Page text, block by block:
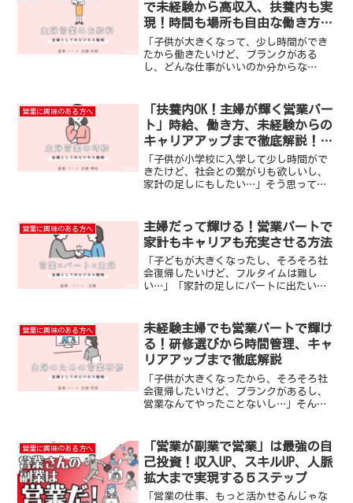
で未経験から高収入、扶養内も実
現！時間も場所も自由な働き方
で、家庭と仕事の両立を叶える方
法を徹底解説
「子供が大きくなって、少し時間ができ
たから働きたいけど、ブランクがある
し、どんな仕事がいいのか分からな
んな悩みを抱える主婦の方に向けて、未
経験からでも高収入を目指せる営...
営業に興味のある方へ
「扶養内OK！主婦が輝く営業パー
ト」時給、働き方、未経験からの
キャリアアップまで徹底解説！時
間と収入のバランスを叶える新し
い働き方
「子供が小学校に入学して少し時間がで
きたけど、社会との繋がりも欲しいし、
家計の足しにもしたい…」そう思ってい
し、私には無理かも…」と諦めていませ
んか？この記事では、主婦の...
営業に興味のある方へ
主婦だって輝ける！営業パートで
家計もキャリアも充実させる方法
「子どもが大きくなったし、そろそろ社
会復帰したいけど、フルタイムは難し
い…」「家計の足しにパートに出たいけ
方、いらっしゃいませんか？この記事で
は、主婦の皆さんが抱える「...
営業に興味のある方へ
未経験主婦でも営業パートで輝け
る！研修選びから時間管理、キャ
リアアップまで徹底解説
「子供が大きくなったから、そろそろ社
会復帰したいけど、ブランクがあるし、
営業なんてやったことないし…」そんな
て活躍しています。なぜなら、主婦の皆
さんが持つコミュニケーシ...
営業に興味のある方へ
「営業が副業で営業」は最強の自
己投資！収入UP、スキルUP、人脈
拡大まで実現する５ステップ
「営業の仕事、もっと活かせるんじゃな